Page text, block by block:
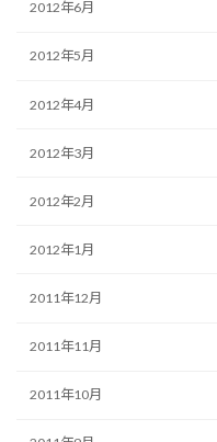
2012年6月
2012年5月
2012年4月
2012年3月
2012年2月
2012年1月
2011年12月
2011年11月
2011年10月